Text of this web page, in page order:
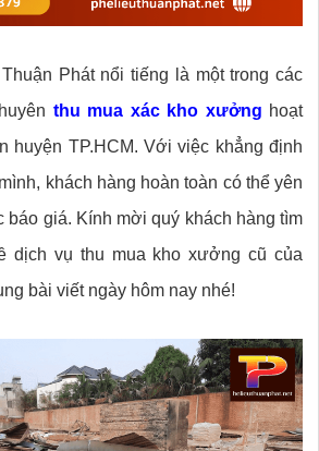
Phát nổi tiếng là một trong các
thu mua xác kho xưởng hoạt
huyện TP.HCM. Với việc khẳng định
khách hàng hoàn toàn có thể yên
báo giá. Kính mời quý khách hàng tìm
dịch vụ thu mua kho xưởng cũ của
bài viết ngày hôm nay nhé!